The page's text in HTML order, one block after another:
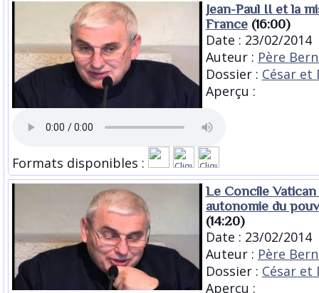
Jean-Paul II et la
France(16:00)
Date : 23/02/2014
Auteur : Père
Dossier : César et
Aperçu :
Formats disponibles :
Le Concile
autonomie du
(14:20)
Date : 23/02/2014
Auteur : Père
Dossier : César et
Aperçu :